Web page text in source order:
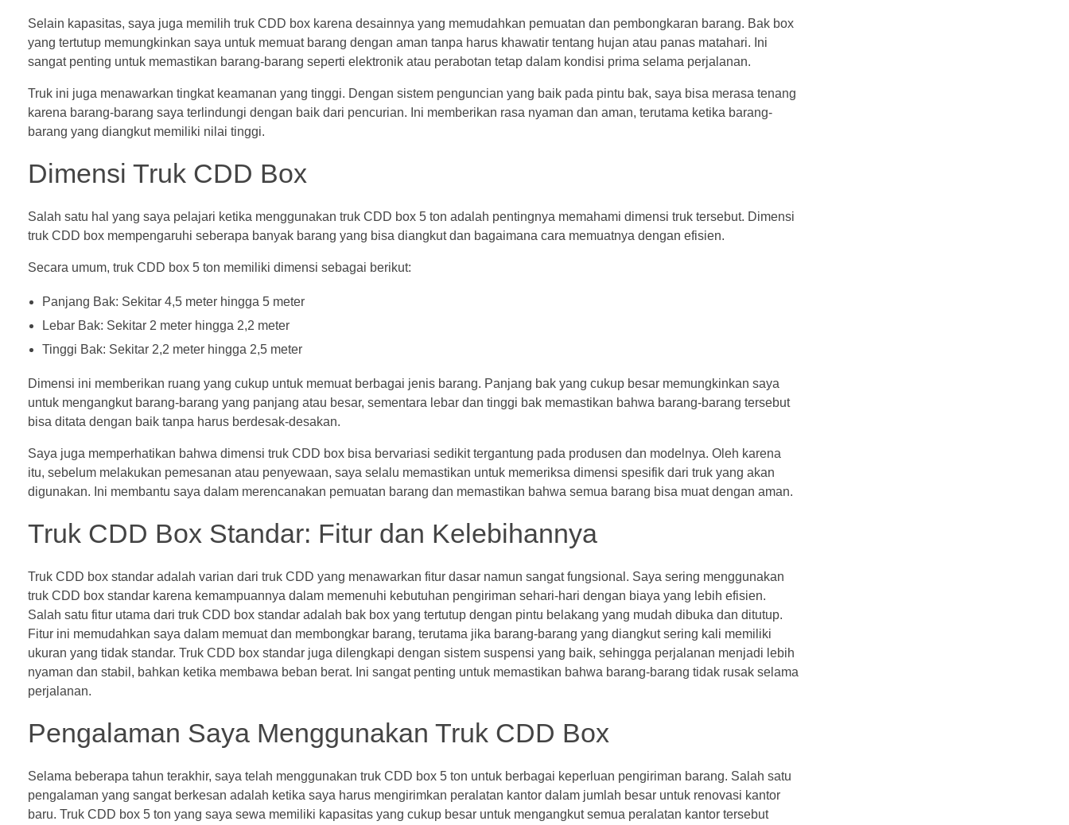
Selain kapasitas, saya juga memilih truk CDD box karena desainnya yang memudahkan pemuatan dan pembongkaran barang. Bak box
yang tertutup memungkinkan saya untuk memuat barang dengan aman tanpa harus khawatir tentang hujan atau panas matahari. Ini
sangat penting untuk memastikan barang-barang seperti elektronik atau perabotan tetap dalam kondisi prima selama perjalanan.
Truk ini juga menawarkan tingkat keamanan yang tinggi. Dengan sistem penguncian yang baik pada pintu bak, saya bisa merasa tenang
karena barang-barang saya terlindungi dengan baik dari pencurian. Ini memberikan rasa nyaman dan aman, terutama ketika barang-
barang yang diangkut memiliki nilai tinggi.
Dimensi Truk CDD Box
Salah satu hal yang saya pelajari ketika menggunakan truk CDD box 5 ton adalah pentingnya memahami dimensi truk tersebut. Dimensi
truk CDD box mempengaruhi seberapa banyak barang yang bisa diangkut dan bagaimana cara memuatnya dengan efisien.
Secara umum, truk CDD box 5 ton memiliki dimensi sebagai berikut:
Panjang Bak: Sekitar 4,5 meter hingga 5 meter
Lebar Bak: Sekitar 2 meter hingga 2,2 meter
Tinggi Bak: Sekitar 2,2 meter hingga 2,5 meter
Dimensi ini memberikan ruang yang cukup untuk memuat berbagai jenis barang. Panjang bak yang cukup besar memungkinkan saya
untuk mengangkut barang-barang yang panjang atau besar, sementara lebar dan tinggi bak memastikan bahwa barang-barang tersebut
bisa ditata dengan baik tanpa harus berdesak-desakan.
Saya juga memperhatikan bahwa dimensi truk CDD box bisa bervariasi sedikit tergantung pada produsen dan modelnya. Oleh karena
itu, sebelum melakukan pemesanan atau penyewaan, saya selalu memastikan untuk memeriksa dimensi spesifik dari truk yang akan
digunakan. Ini membantu saya dalam merencanakan pemuatan barang dan memastikan bahwa semua barang bisa muat dengan aman.
Truk CDD Box Standar: Fitur dan Kelebihannya
Truk CDD box standar adalah varian dari truk CDD yang menawarkan fitur dasar namun sangat fungsional. Saya sering menggunakan
truk CDD box standar karena kemampuannya dalam memenuhi kebutuhan pengiriman sehari-hari dengan biaya yang lebih efisien.
Salah satu fitur utama dari truk CDD box standar adalah bak box yang tertutup dengan pintu belakang yang mudah dibuka dan ditutup.
Fitur ini memudahkan saya dalam memuat dan membongkar barang, terutama jika barang-barang yang diangkut sering kali memiliki
ukuran yang tidak standar. Truk CDD box standar juga dilengkapi dengan sistem suspensi yang baik, sehingga perjalanan menjadi lebih
nyaman dan stabil, bahkan ketika membawa beban berat. Ini sangat penting untuk memastikan bahwa barang-barang tidak rusak selama
perjalanan.
Pengalaman Saya Menggunakan Truk CDD Box
Selama beberapa tahun terakhir, saya telah menggunakan truk CDD box 5 ton untuk berbagai keperluan pengiriman barang. Salah satu
pengalaman yang sangat berkesan adalah ketika saya harus mengirimkan peralatan kantor dalam jumlah besar untuk renovasi kantor
baru. Truk CDD box 5 ton yang saya sewa memiliki kapasitas yang cukup besar untuk mengangkut semua peralatan kantor tersebut